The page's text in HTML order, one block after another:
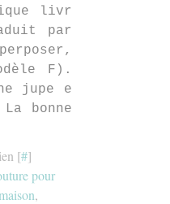
livr
par
F).
jupe e
bonne
[#]
pour
,